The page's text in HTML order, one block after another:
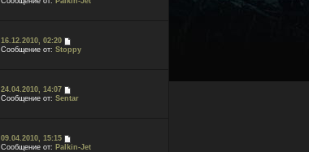
16.12.2010, 02:20
Сообщение от: Stoppy
24.04.2010, 14:07
Сообщение от: Sentar
09.04.2010, 15:15
Сообщение от: Palkin-Jet